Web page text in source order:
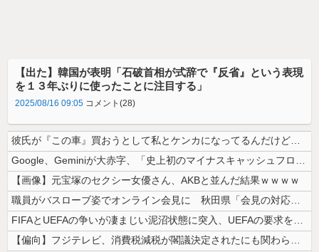
【出た】韓国が表明「石破首相が式辞で『反省』という表現
を１３年ぶりに使ったことに注目する」
2025/08/16 09:05 コメント(28)
彼氏が『この車』買おうとして私とケンカになってるんだけどｗｗｗｗｗｗ
Google、Geminiが大赤字、「史上初のマイナスキャッシュフロー...
【画像】元宝塚のセクシー女優さん、AKBと並んだ結果ｗｗｗｗ
職員がバスローブ姿でオンライン会見に 秋田県「会見の対応に問題があった...
FIFAとUEFAの争いが凄まじい泥沼状態に突入、UEFAの要求を呑ん...
【偏向】フジテレビ、消費税減税が閣議決定されたにも関わらず、消費税減税...